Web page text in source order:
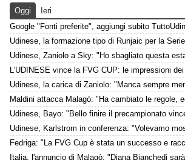
Oggi
Ieri